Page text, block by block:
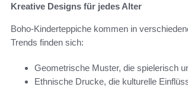
Kreative Designs für jedes Alter
Boho-Kinderteppiche kommen in
Trends finden sich:
Geometrische Muster, die spielerisch
Ethnische Drucke, die kulturelle